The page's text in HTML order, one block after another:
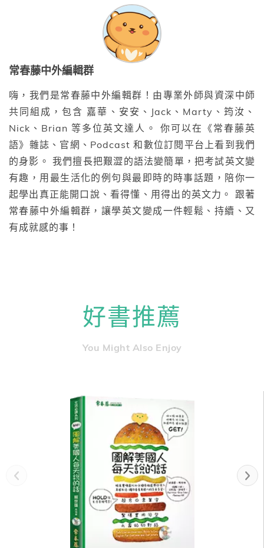
常春藤中外編輯群
嗨，我們是常春藤中外編輯群！由專業外師與資深中師
共同組成，包含 嘉華、安安、Jack、Marty、筠汝、
Nick、Brian 等多位英文達人。 你可以在《常春藤英
語》雜誌、官網、Podcast 和數位訂閱平台上看到我們
的身影。 我們擅長把艱澀的語法變簡單，把考試英文變
有趣，用最生活化的例句與最即時的時事話題，陪你一
起學出真正能開口說、看得懂、用得出的英文力。 跟著
常春藤中外編輯群，讓學英文變成一件輕鬆、持續、又
有成就感的事！
好書推薦
You Might Also Enjoy